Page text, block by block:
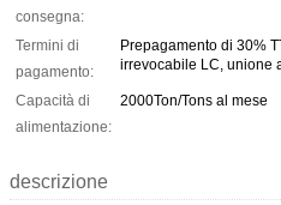
consegna:
Termini di
pagamento:
Prepagamento di 30%
irrevocabile LC, unione
Capacità di
alimentazione:
2000Ton/Tons al mese
descrizione